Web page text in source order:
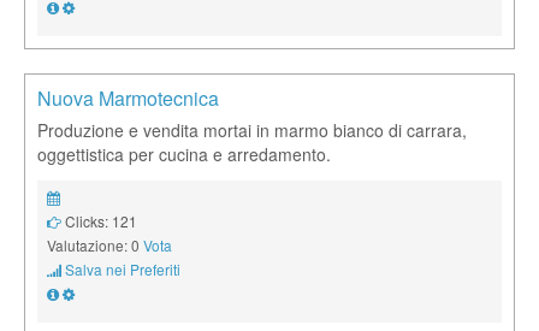
Nuova Marmotecnica
Produzione e vendita mortai in marmo bianco di carrara,
oggettistica per cucina e arredamento.
Clicks: 121
Valutazione: 0 Vota
Salva nei Preferiti